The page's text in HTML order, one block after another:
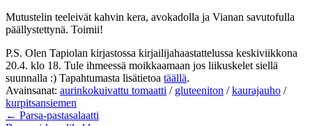
Mutustelin teeleivät kahvin kera, avokadolla ja Vianan savutofulla
päällystettynä. Toimii!
P.S. Olen Tapiolan kirjastossa kirjailijahaastattelussa keskiviikkona
20.4. klo 18. Tule ihmeessä moikkaamaan jos liikuskelet siellä
suunnalla :) Tapahtumasta lisätietoa täällä.
Avainsanat: aurinkokuivattu tomaatti / gluteeniton /kaurajauho /
kurpitsansiemen
← Parsa-pastasalaatti